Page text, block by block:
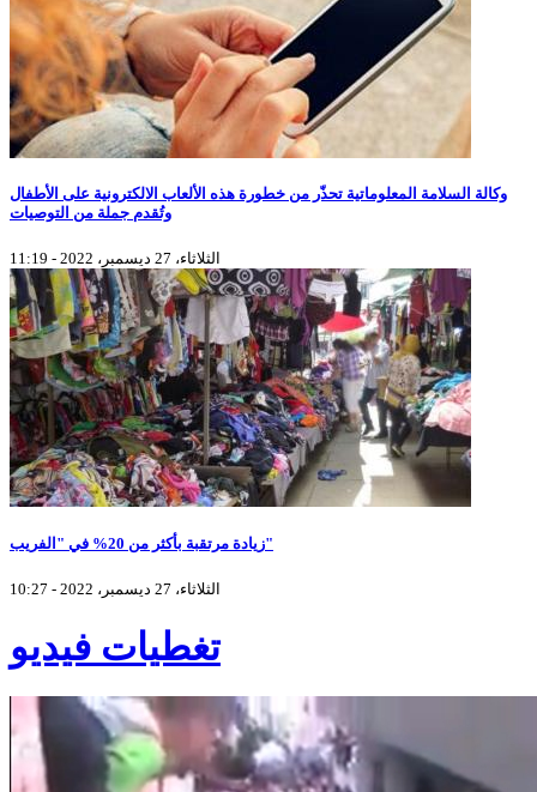
وكالة السلامة المعلوماتية تحذّر من خطورة هذه الألعاب الالكترونية على الأطفال
وتُقدم جملة من التوصيات
الثلاثاء، 27 ديسمبر، 2022 - 11:19
زيادة مرتقبة بأكثر من 20% في "الفريب"
الثلاثاء، 27 ديسمبر، 2022 - 10:27
تغطيات فيديو